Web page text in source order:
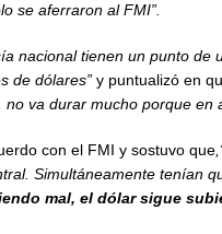
se aferraron al FMI”.
nacional tienen un punto
de dólares” y puntualizó en
va durar mucho porque en
con el FMI y sostuvo que
Simultáneamente tenían
mal, el dólar sigue